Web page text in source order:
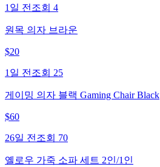
1일 전 조회 4
원목 의자 브라운
$20
1일 전 조회 25
게이밍 의자 블랙 Gaming Chair Black
$60
26일 전 조회 70
옐로우 가죽 소파 세트 2인/1인